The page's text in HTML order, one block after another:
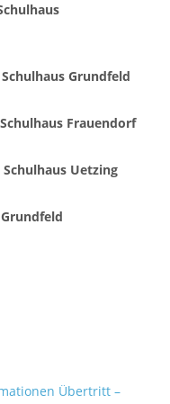
Schulhaus Grundfeld
Schulhaus Frauendorf
Schulhaus Uetzing
Übertritt –